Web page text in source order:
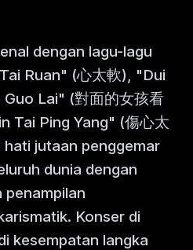
dengan lagu-lagu
Ruan" (心太軟), "Dui
Lai" (對面的女孩看
Tai Ping Yang" (傷心太
jutaan penggemar
dunia dengan
penampilan
Konser di
kesempatan langka